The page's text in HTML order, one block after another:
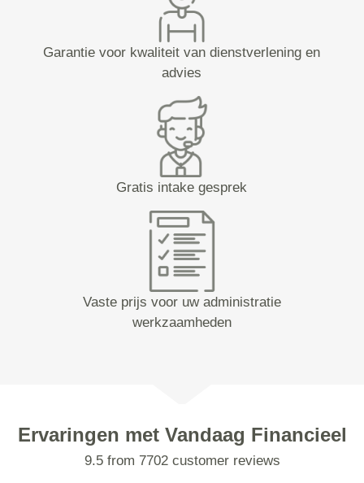
Garantie voor kwaliteit van dienstverlening en
advies
Gratis intake gesprek
Vaste prijs voor uw administratie
werkzaamheden
Ervaringen met Vandaag Financieel
9.5 from 7702 customer reviews